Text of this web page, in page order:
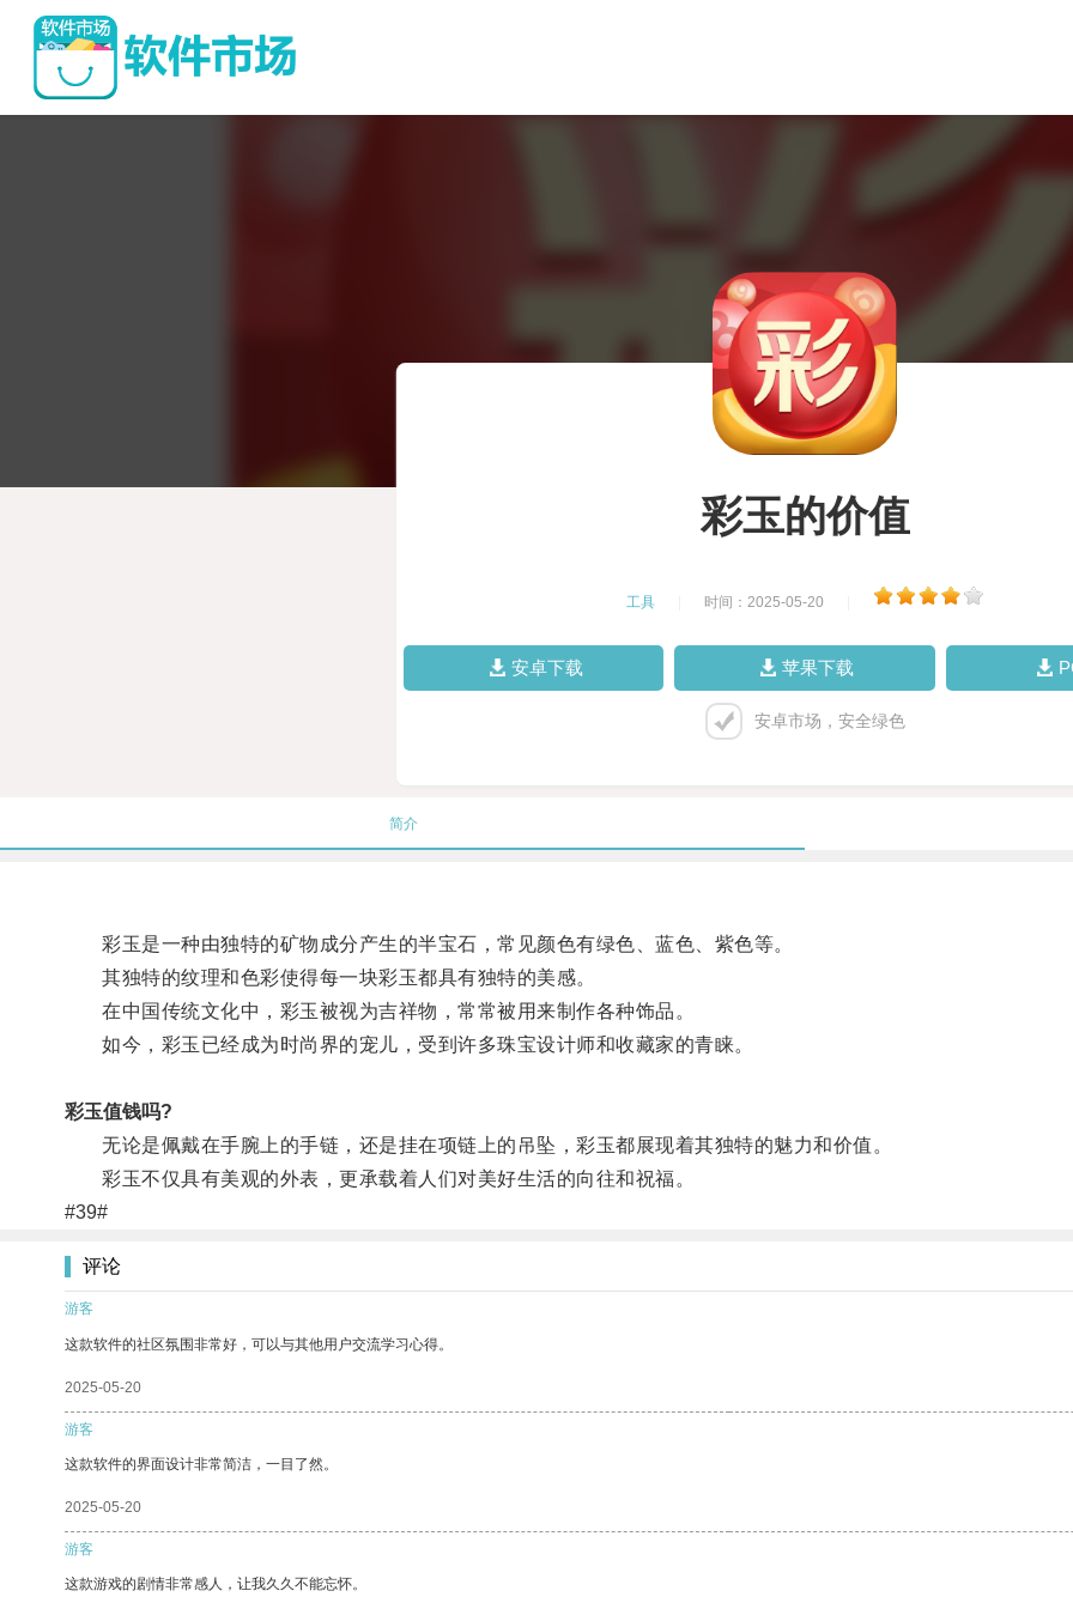
彩玉的价值
工具 时间：2025-05-20
安卓下载 苹果下载
安卓市场，安全绿色
简介
彩玉是一种由独特的矿物成分产生的半宝石，常见颜色有绿色、蓝色、紫色等。
其独特的纹理和色彩使得每一块彩玉都具有独特的美感。
在中国传统文化中，彩玉被视为吉祥物，常常被用来制作各种饰品。
如今，彩玉已经成为时尚界的宠儿，受到许多珠宝设计师和收藏家的青睐。
彩玉值钱吗?
无论是佩戴在手腕上的手链，还是挂在项链上的吊坠，彩玉都展现着其独特的魅力和价值。
彩玉不仅具有美观的外表，更承载着人们对美好生活的向往和祝福。
#39#
评论
游客
这款软件的社区氛围非常好，可以与其他用户交流学习心得。
2025-05-20
游客
这款软件的界面设计非常简洁，一目了然。
2025-05-20
游客
这款游戏的剧情非常感人，让我久久不能忘怀。